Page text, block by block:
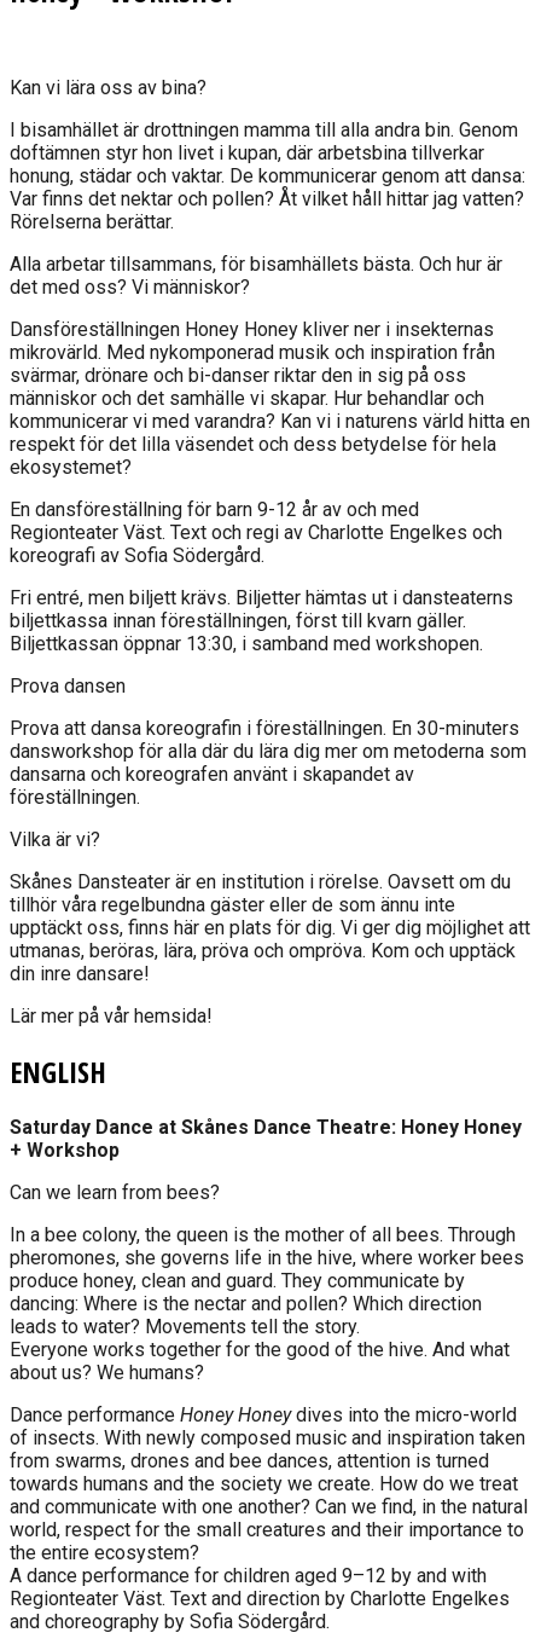
Kan vi lära oss av bina?
I bisamhället är drottningen mamma till alla andra bin. Genom
doftämnen styr hon livet i kupan, där arbetsbina tillverkar
honung, städar och vaktar. De kommunicerar genom att dansa:
Var finns det nektar och pollen? Åt vilket håll hittar jag vatten?
Rörelserna berättar.
Alla arbetar tillsammans, för bisamhällets bästa. Och hur är
det med oss? Vi människor?
Dansföreställningen Honey Honey kliver ner i insekternas
mikrovärld. Med nykomponerad musik och inspiration från
svärmar, drönare och bi-danser riktar den in sig på oss
människor och det samhälle vi skapar. Hur behandlar och
kommunicerar vi med varandra? Kan vi i naturens värld hitta en
respekt för det lilla väsendet och dess betydelse för hela
ekosystemet?
En dansföreställning för barn 9-12 år av och med
Regionteater Väst. Text och regi av Charlotte Engelkes och
koreografi av Sofia Södergård.
Fri entré, men biljett krävs. Biljetter hämtas ut i dansteaterns
biljettkassa innan föreställningen, först till kvarn gäller.
Biljettkassan öppnar 13:30, i samband med workshopen.
Prova dansen
Prova att dansa koreografin i föreställningen. En 30-minuters
dansworkshop för alla där du lära dig mer om metoderna som
dansarna och koreografen använt i skapandet av
föreställningen.
Vilka är vi?
Skånes Dansteater är en institution i rörelse. Oavsett om du
tillhör våra regelbundna gäster eller de som ännu inte
upptäckt oss, finns här en plats för dig. Vi ger dig möjlighet att
utmanas, beröras, lära, pröva och ompröva. Kom och upptäck
din inre dansare!
Lär mer på vår hemsida!
ENGLISH
Saturday Dance at Skånes Dance Theatre: Honey Honey
+ Workshop
Can we learn from bees?
In a bee colony, the queen is the mother of all bees. Through
pheromones, she governs life in the hive, where worker bees
produce honey, clean and guard. They communicate by
dancing: Where is the nectar and pollen? Which direction
leads to water? Movements tell the story.
Everyone works together for the good of the hive. And what
about us? We humans?
Dance performance Honey Honeydives into the micro-world
of insects. With newly composed music and inspiration taken
from swarms, drones and bee dances, attention is turned
towards humans and the society we create. How do we treat
and communicate with one another? Can we find, in the natural
world, respect for the small creatures and their importance to
the entire ecosystem?
A dance performance for children aged 9–12 by and with
Regionteater Väst. Text and direction by Charlotte Engelkes
and choreography by Sofia Södergård.